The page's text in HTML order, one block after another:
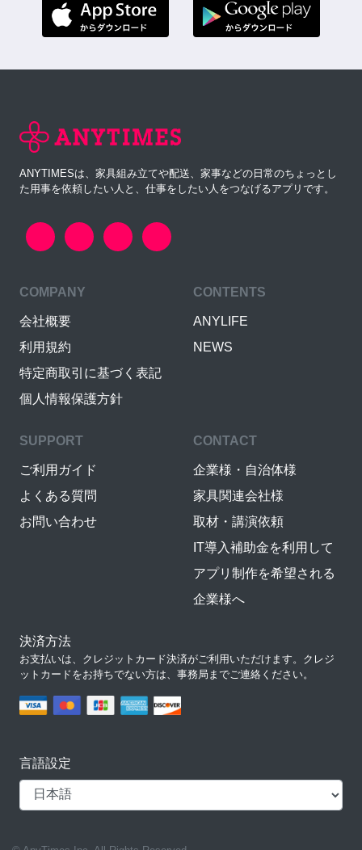
ANYTIMESは、家具組み立てや配送、家事などの日常のちょっとし
た用事を依頼したい人と、仕事をしたい人をつなげるアプリです。
COMPANY
会社概要
利用規約
特定商取引に基づく表記
個人情報保護方針
CONTENTS
ANYLIFE
NEWS
SUPPORT
ご利用ガイド
よくある質問
お問い合わせ
CONTACT
企業様・自治体様
家具関連会社様
取材・講演依頼
IT導入補助金を利用して
アプリ制作を希望される
企業様へ
決済方法
お支払いは、クレジットカード決済がご利用いただけます。クレジ
ットカードをお持ちでない方は、事務局までご連絡ください。
言語設定